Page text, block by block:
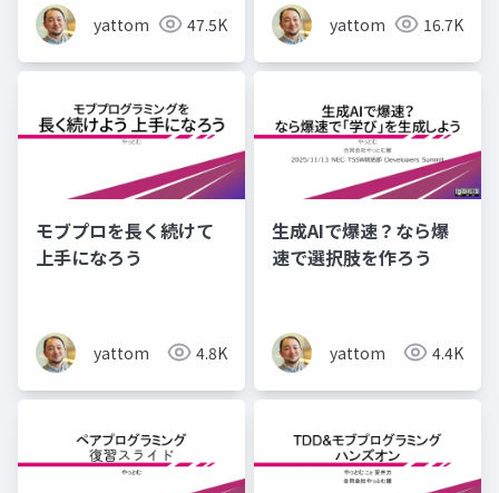
yattom 47.5K yattom 16.7K
モブプロを長く続けて
上手になろう
yattom 4.8K
生成AIで爆速？なら爆
速で選択肢を作ろう
yattom 4.4K